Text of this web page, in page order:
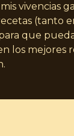
vivencias
(tanto
que
los mejores